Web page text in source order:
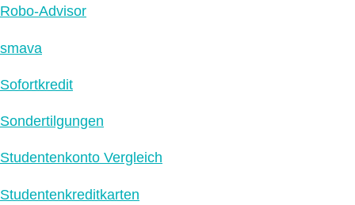
Robo-Advisor
smava
Sofortkredit
Sondertilgungen
Studentenkonto Vergleich
Studentenkreditkarten